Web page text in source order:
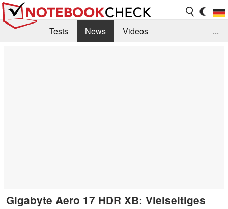
Tests News
Videos
...
Gigabyte Aero 17 HDR XB: Vielseitiges